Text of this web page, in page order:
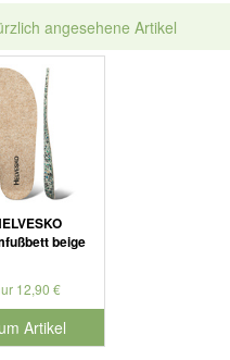
angesehene Artikel
beige
12,90 €
Artikel